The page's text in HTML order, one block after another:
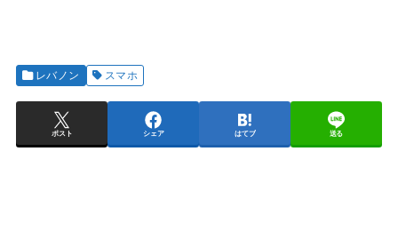
レバノン スマホ
ポスト シェア はてブ 送る